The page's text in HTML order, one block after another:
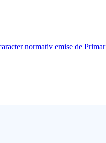
normativ emise de Primar